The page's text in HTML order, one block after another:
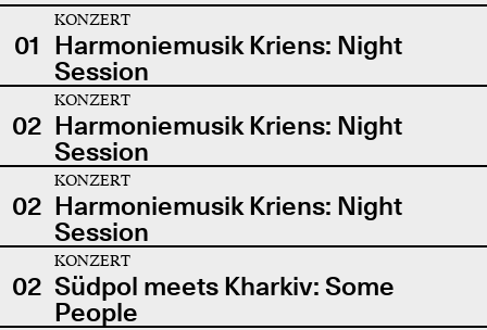
01
KONZERT
Harmoniemusik Kriens: Night
Session
02
KONZERT
Harmoniemusik Kriens: Night
Session
02
KONZERT
Harmoniemusik Kriens: Night
Session
02
KONZERT
Südpol meets Kharkiv: Some
People